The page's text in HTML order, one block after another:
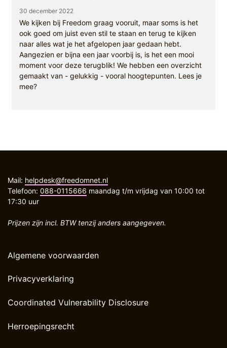
30 december 2022
We kijken bij Freedom graag vooruit, maar soms is het
ook goed om juist even stil te staan en terug te kijken
naar alles wat je het afgelopen jaar gedaan hebt.
Aangezien er bijna een jaar voorbij is, is het een mooi
moment voor deze terugblik! We hebben een overzicht
gemaakt van - gelukkig - vooral hoogtepunten. Lees je
mee?
Mail: helpdesk@freedomnet.nl
Telefoon: 088-0115666 maandag t/m vrijdag van 10:00 tot
17:30 uur
Prijzen zijn incl. BTW tenzij anders aangegeven.
Algemene voorwaarden
Privacyverklaring
Coordinated Vulnerability Disclosure
Herroepingsrecht